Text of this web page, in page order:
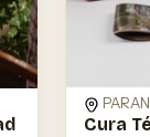
Cura